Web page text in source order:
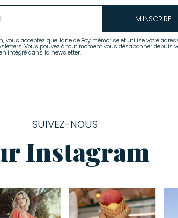
M'INSCRIRE
vous acceptez que Jane de Boy mémorise et utilise votre
Vous pouvez à tout moment vous désabonner depuis
intégré dans la newsletter.
SUIVEZ-NOUS
Instagram